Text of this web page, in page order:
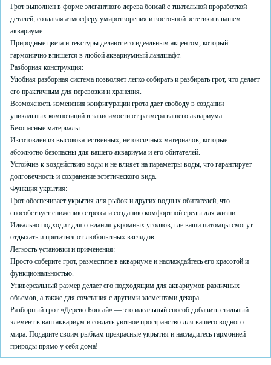
Грот выполнен в форме элегантного дерева бонсай с тщательной проработкой
деталей, создавая атмосферу умиротворения и восточной эстетики в вашем
аквариуме.
Природные цвета и текстуры делают его идеальным акцентом, который
гармонично впишется в любой аквариумный ландшафт.
Разборная конструкция:
Удобная разборная система позволяет легко собирать и разбирать грот, что делает
его практичным для перевозки и хранения.
Возможность изменения конфигурации грота дает свободу в создании
уникальных композиций в зависимости от размера вашего аквариума.
Безопасные материалы:
Изготовлен из высококачественных, нетоксичных материалов, которые
абсолютно безопасны для вашего аквариума и его обитателей.
Устойчив к воздействию воды и не влияет на параметры воды, что гарантирует
долговечность и сохранение эстетического вида.
Функция укрытия:
Грот обеспечивает укрытия для рыбок и других водных обитателей, что
способствует снижению стресса и созданию комфортной среды для жизни.
Идеально подходит для создания укромных уголков, где ваши питомцы смогут
отдыхать и прятаться от любопытных взглядов.
Легкость установки и применения:
Просто соберите грот, разместите в аквариуме и наслаждайтесь его красотой и
функциональностью.
Универсальный размер делает его подходящим для аквариумов различных
объемов, а также для сочетания с другими элементами декора.
Разборный грот «Дерево Бонсай» — это идеальный способ добавить стильный
элемент в ваш аквариум и создать уютное пространство для вашего водного
мира. Подарите своим рыбкам прекрасные укрытия и насладитесь гармонией
природы прямо у себя дома!